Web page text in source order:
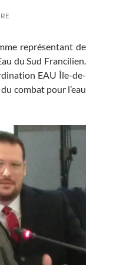
représentant de
du Sud Francilien.
EAU Île-de-
combat pour l’eau